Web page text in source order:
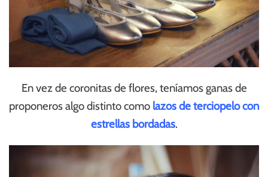
En vez de coronitas de flores, teníamos ganas de
proponeros algo distinto como lazos de terciopelo con
estrellas bordadas.